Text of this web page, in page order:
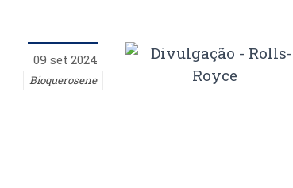
09 set 2024
Bioquerosene